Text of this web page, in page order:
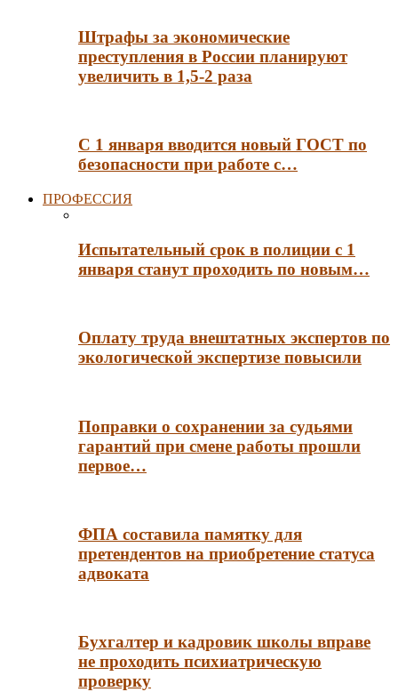
Штрафы за экономические
преступления в России планируют
увеличить в 1,5-2 раза
С 1 января вводится новый ГОСТ по
безопасности при работе с…
ПРОФЕССИЯ
Испытательный срок в полиции с 1
января станут проходить по новым…
Оплату труда внештатных экспертов по
экологической экспертизе повысили
Поправки о сохранении за судьями
гарантий при смене работы прошли
первое…
ФПА составила памятку для
претендентов на приобретение статуса
адвоката
Бухгалтер и кадровик школы вправе
не проходить психиатрическую
проверку